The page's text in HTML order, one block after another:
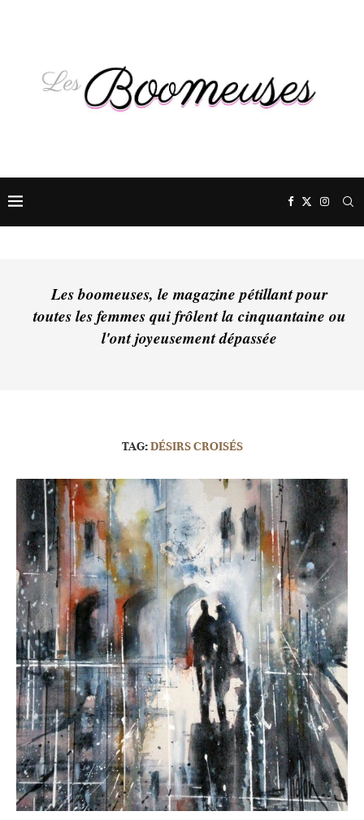
Les boomeuses, le magazine pétillant pour
toutes les femmes qui frôlent la cinquantaine ou
l'ont joyeusement dépassée
TAG:DÉSIRS CROISÉS